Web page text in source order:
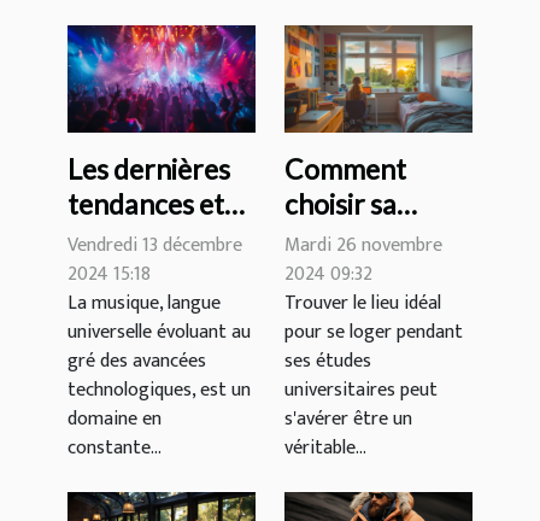
Les dernières
tendances et
innovations
dans le
domaine de la
musique
Vendredi 13 décembre
2024 15:18
La musique, langue
universelle évoluant au
gré des avancées
technologiques, est un
domaine en
constante...
Comment
choisir sa
résidence
étudiante pour
une expérience
optimale ?
Mardi 26 novembre
2024 09:32
Trouver le lieu idéal
pour se loger pendant
ses études
universitaires peut
s'avérer être un
véritable...